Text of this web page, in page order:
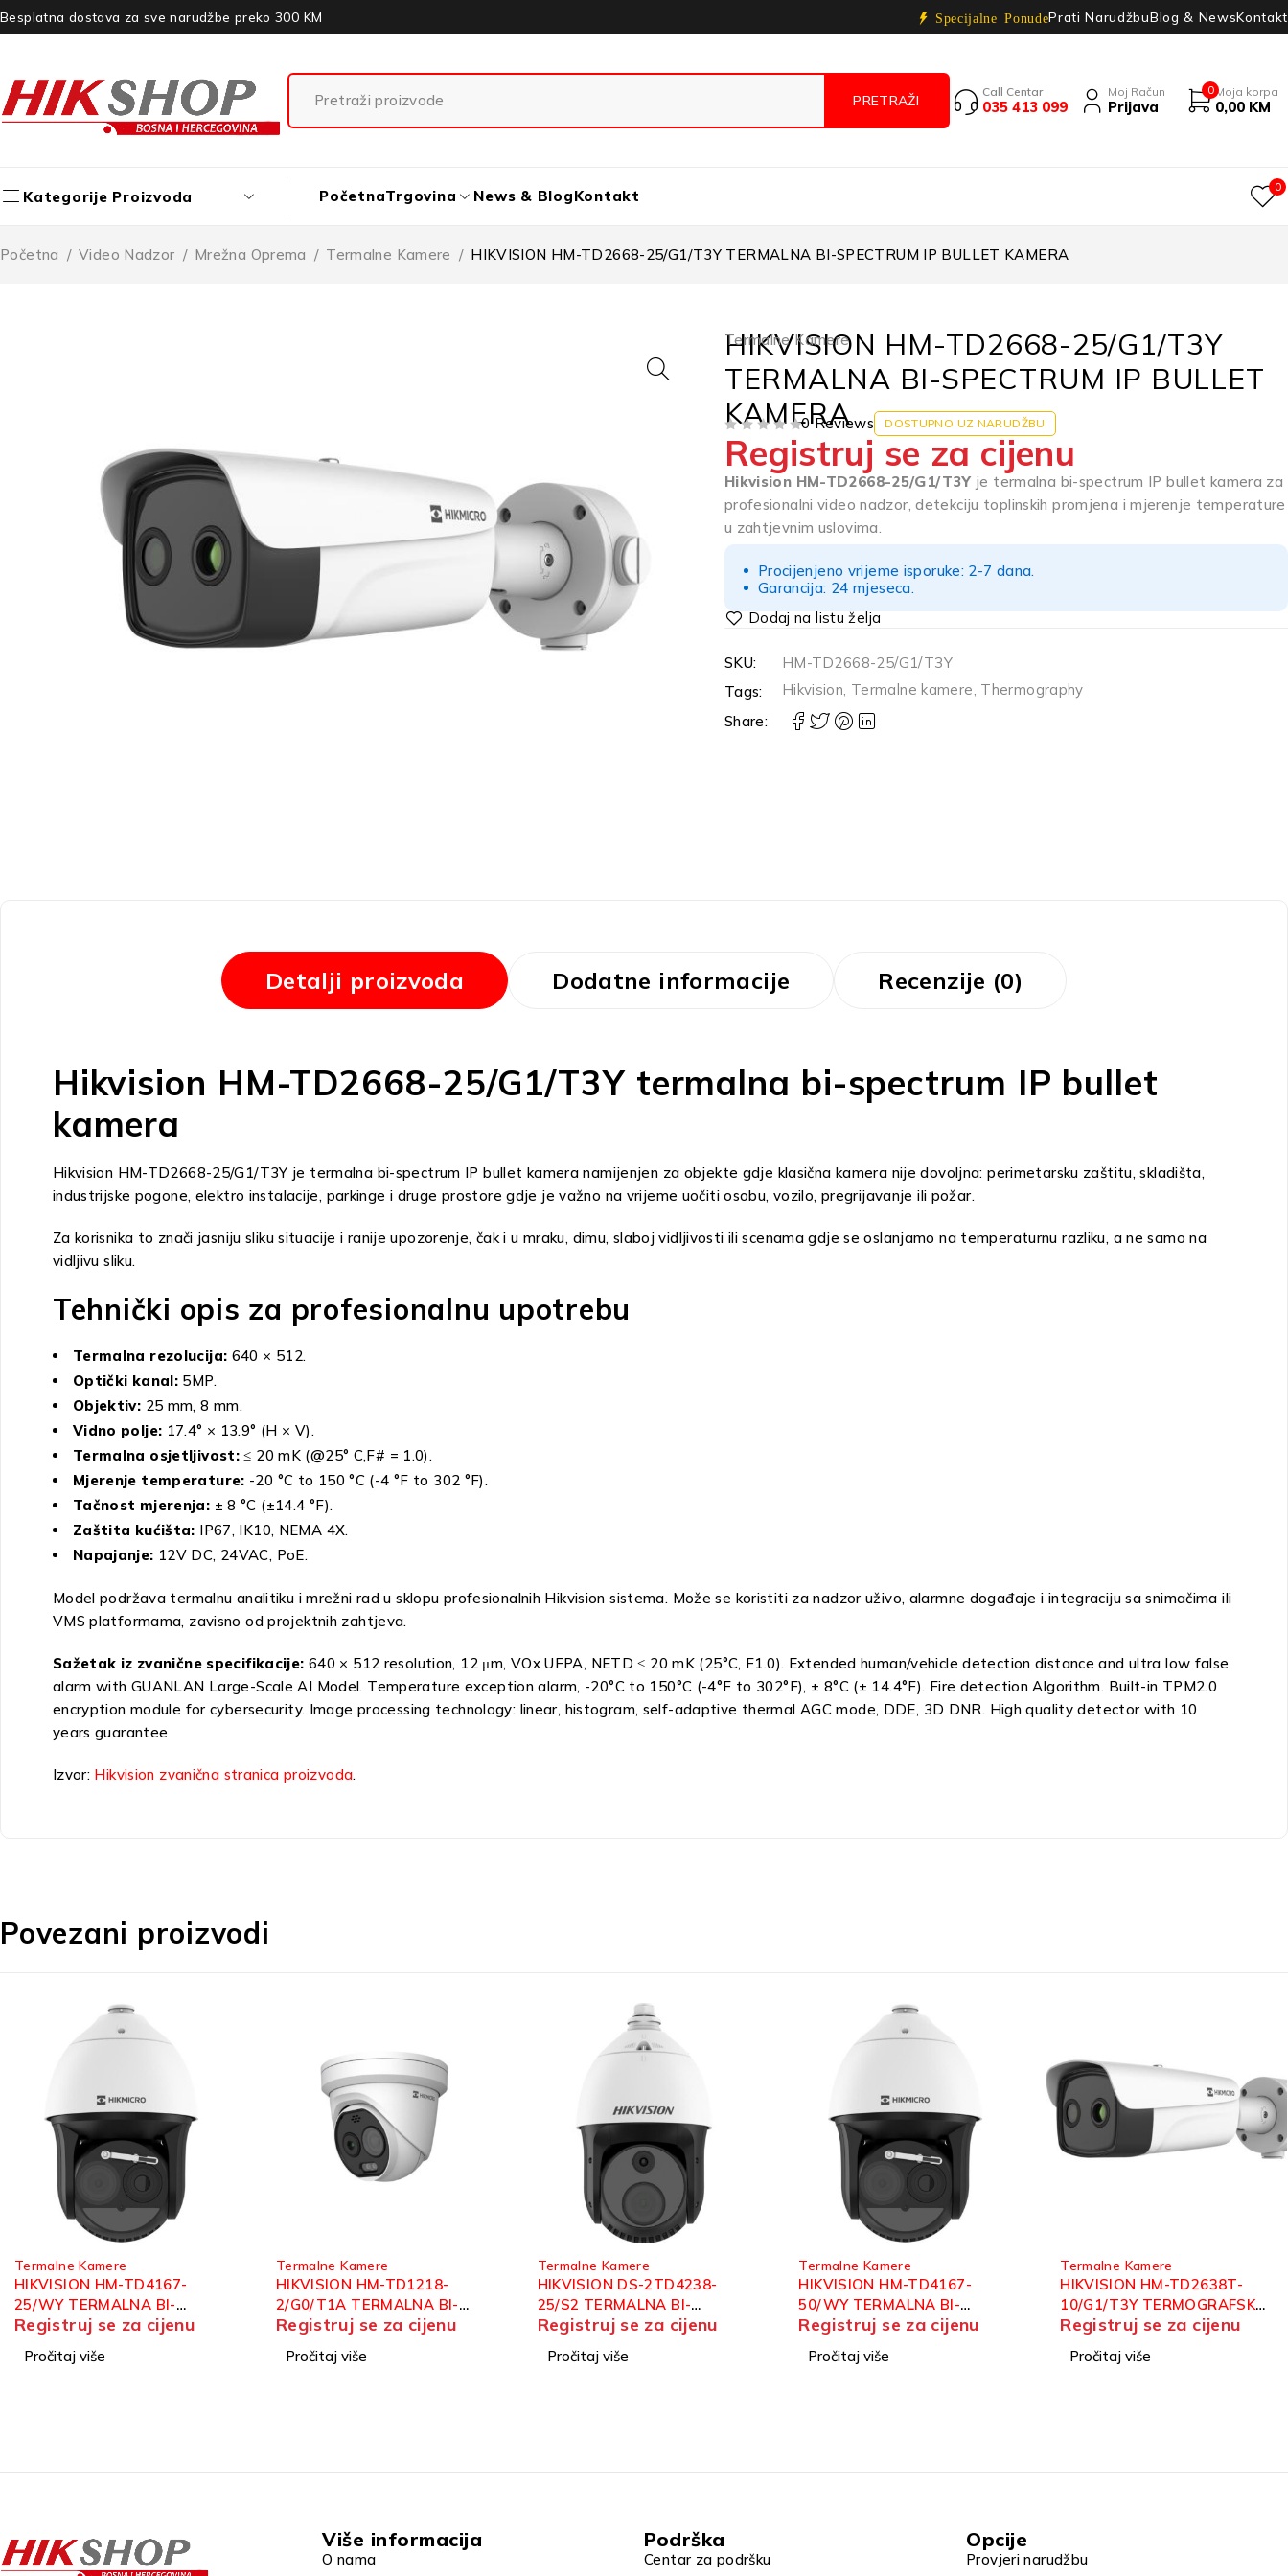
Besplatna dostava za sve narudžbe preko 300 KM Specijalne PonudePrati NarudžbuBlog & NewsKontakt
Call Centar
035 413 099
Moj Račun
Prijava
0 Moja korpa
0,00 KM
Kategorije Proizvoda PočetnaTrgovina News & BlogKontakt 0
Početna / Video Nadzor / Mrežna Oprema / Termalne Kamere / HIKVISION HM-TD2668-25/G1/T3Y TERMALNA BI-SPECTRUM IP BULLET KAMERA
Termalne Kamere
HIKVISION HM-TD2668-25/G1/T3Y
TERMALNA BI-SPECTRUM IP BULLET
KAMERA
0 Reviews DOSTUPNO UZ NARUDŽBU
Registruj se za cijenu
Hikvision HM-TD2668-25/G1/T3Y je termalna bi-spectrum IP bullet kamera za
profesionalni video nadzor, detekciju toplinskih promjena i mjerenje temperature
u zahtjevnim uslovima.
Procijenjeno vrijeme isporuke: 2-7 dana.
Garancija: 24 mjeseca.
SKU:
HM-TD2668-25/G1/T3Y
Tags:
Hikvision, Termalne kamere, Thermography
Share:
Detalji proizvoda Dodatne informacije Recenzije (0)
Hikvision HM-TD2668-25/G1/T3Y termalna bi-spectrum IP bullet
kamera
Hikvision HM-TD2668-25/G1/T3Y je termalna bi-spectrum IP bullet kamera namijenjen za objekte gdje klasična kamera nije dovoljna: perimetarsku zaštitu, skladišta,
industrijske pogone, elektro instalacije, parkinge i druge prostore gdje je važno na vrijeme uočiti osobu, vozilo, pregrijavanje ili požar.
Za korisnika to znači jasniju sliku situacije i ranije upozorenje, čak i u mraku, dimu, slaboj vidljivosti ili scenama gdje se oslanjamo na temperaturnu razliku, a ne samo na
vidljivu sliku.
Tehnički opis za profesionalnu upotrebu
Termalna rezolucija: 640 × 512.
Optički kanal: 5MP.
Objektiv: 25 mm, 8 mm.
Vidno polje: 17.4° × 13.9° (H × V).
Termalna osjetljivost: ≤ 20 mK (@25° C,F# = 1.0).
Mjerenje temperature: -20 °C to 150 °C (-4 °F to 302 °F).
Tačnost mjerenja: ± 8 °C (±14.4 °F).
Zaštita kućišta: IP67, IK10, NEMA 4X.
Napajanje: 12V DC, 24VAC, PoE.
Model podržava termalnu analitiku i mrežni rad u sklopu profesionalnih Hikvision sistema. Može se koristiti za nadzor uživo, alarmne događaje i integraciju sa snimačima ili
VMS platformama, zavisno od projektnih zahtjeva.
Sažetak iz zvanične specifikacije: 640 × 512 resolution, 12 μm, VOx UFPA, NETD ≤ 20 mK (25°C, F1.0). Extended human/vehicle detection distance and ultra low false
alarm with GUANLAN Large-Scale AI Model. Temperature exception alarm, -20°C to 150°C (-4°F to 302°F), ± 8°C (± 14.4°F). Fire detection Algorithm. Built-in TPM2.0
encryption module for cybersecurity. Image processing technology: linear, histogram, self-adaptive thermal AGC mode, DDE, 3D DNR. High quality detector with 10
years guarantee
Izvor: Hikvision zvanična stranica proizvoda.
Povezani proizvodi
Termalne Kamere
HIKVISION HM-TD1218-
2/G0/T1A TERMALNA BI-
SPECTRUM IP TURRET
Registruj se za cijenu
Pročitaj više
Termalne Kamere
HIKVISION DS-2TD4238-
25/S2 TERMALNA BI-
SPECTRUM IP SPEED DOME
Registruj se za cijenu
Pročitaj više
Termalne Kamere
HIKVISION HM-TD4167-
50/WY TERMALNA BI-
SPECTRUM IP SPEED DOME
Registruj se za cijenu
Pročitaj više
Termalne Kamere
HIKVISION HM-TD2638T-
10/G1/T3Y TERMOGRAFSKA
BI-SPECTRUM BULLET
Registruj se za cijenu
Pročitaj više
Termalne Kamere
HIKVISION DS-2TD4228-
10/S2 TERMALNA BI-
SPECTRUM IP SPEED DOME
Registruj se za cijenu
Pročitaj više
Više informacija
O nama
Podrška
Centar za podršku
Opcije
Provjeri narudžbu